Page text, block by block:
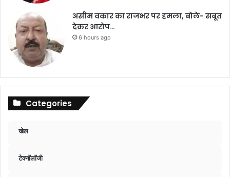
असीम वकार का राजभर पर हमला, बोले- सबूत
देकर आरोप…
6 hours ago
Categories
खेल
टेक्नॉलॉजी